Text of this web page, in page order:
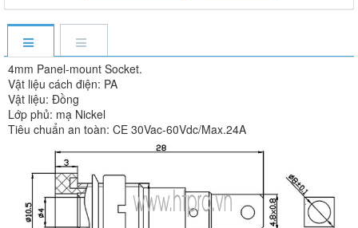
4mm Panel-mount Socket.
Vật liệu cách điện: PA
Vật liệu: Đồng
Lớp phủ: mạ Nickel
Tiêu chuẩn an toàn: CE 30Vac-60Vdc/Max.24A